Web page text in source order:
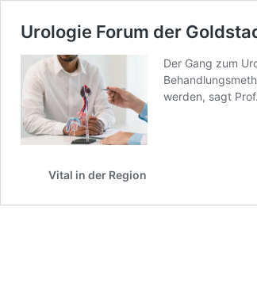
Urologie Forum der
Der Gang zum
werden, sagt
Vital in der Region